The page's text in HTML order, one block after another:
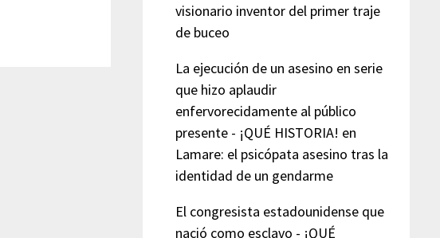
visionario inventor del primer traje
de buceo
La ejecución de un asesino en serie
que hizo aplaudir
enfervorecidamente al público
presente - ¡QUÉ HISTORIA! en
Lamare: el psicópata asesino tras la
identidad de un gendarme
El congresista estadounidense que
nació como esclavo - ¡QUÉ